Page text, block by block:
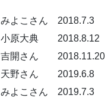
みよこさん 2018.7.3
小原大典 2018.8.12
吉開さん 2018.11.20
天野さん 2019.6.8
みよこさん 2019.7.3